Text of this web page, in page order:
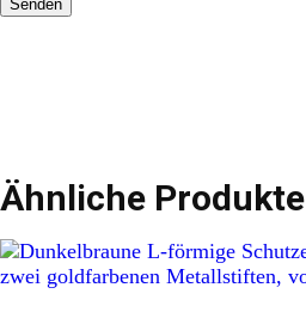
Ähnliche Produkte